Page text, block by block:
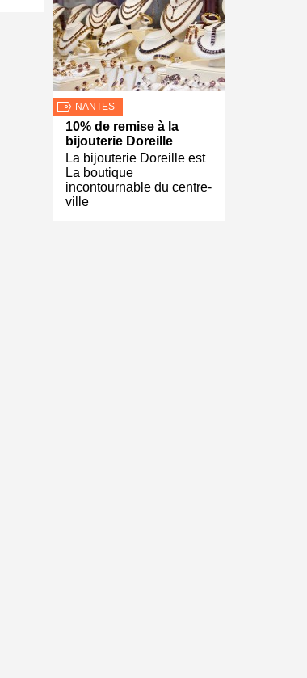
NANTES
10% de remise à la
bijouterie Doreille
La bijouterie Doreille est
La boutique
incontournable du centre-
ville